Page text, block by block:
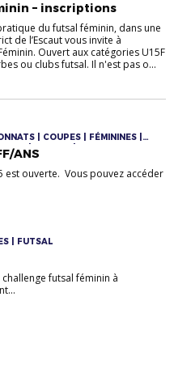
– inscriptions
du futsal féminin, dans une
de l’Escaut vous invite à
Ouvert aux catégories U15F
ou clubs futsal. Il n'est pas o...
| COUPES | FÉMININES |
| FUTSAL |
ANS
est ouverte. Vous pouvez accéder
| FUTSAL
futsal féminin à